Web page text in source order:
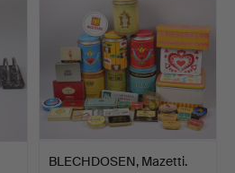
BLECHDOSEN, Mazetti.